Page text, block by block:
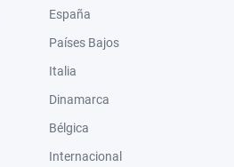
España
Países Bajos
Italia
Dinamarca
Bélgica
Internacional